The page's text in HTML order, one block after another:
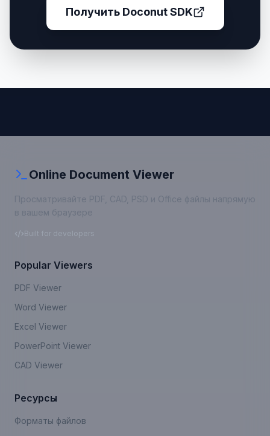
Получить Doconut SDK
Online Document Viewer
Просматривайте PDF, CAD, PSD и Office файлы напрямую
в вашем браузере
Built for developers
Popular Viewers
PDF Viewer
Word Viewer
Excel Viewer
PowerPoint Viewer
CAD Viewer
Ресурсы
Форматы файлов